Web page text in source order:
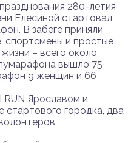
280-летия
Елесиной стартовал
В забеге приняли
спортсмены и простые
– всего около
вышло 75
9 женщин и 66
RUN Ярославом и
городка, два